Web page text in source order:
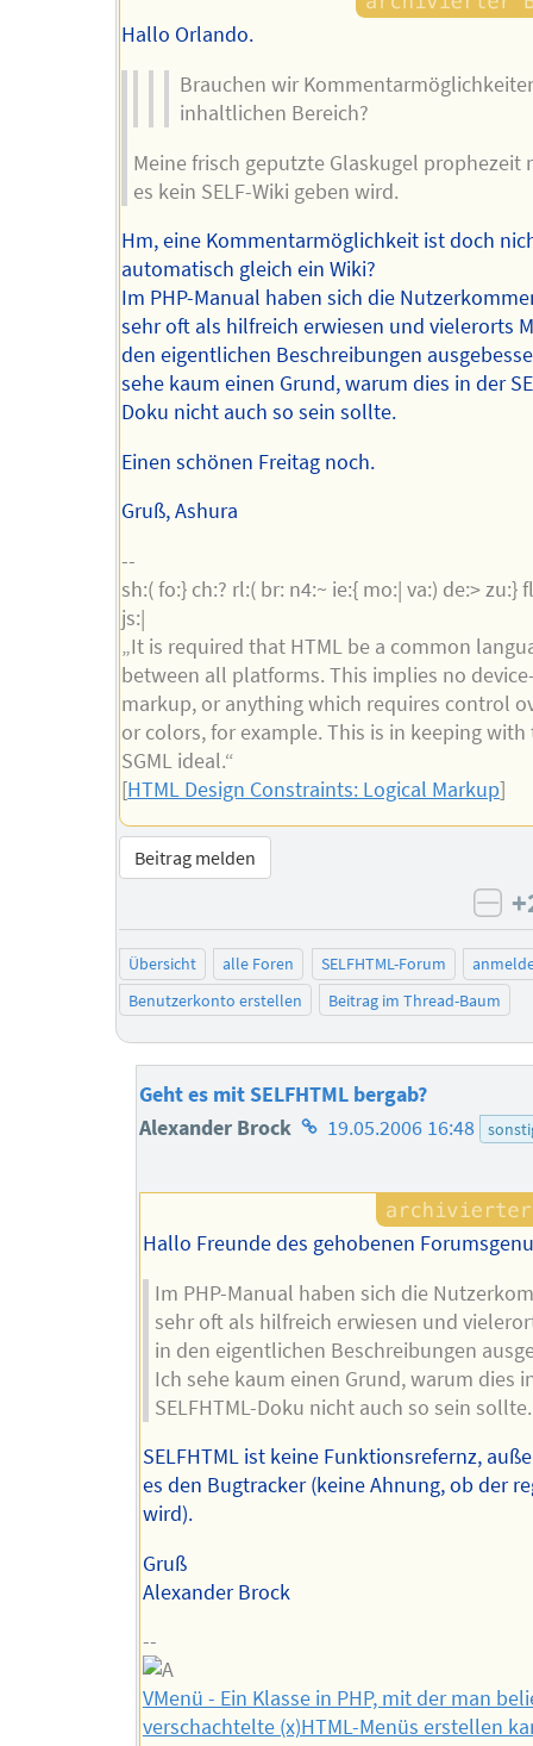
Hallo Orlando.
Brauchen wir
inhaltlichen Bereich?
Meine frisch geputzte Glaskugel prophezeit
es kein SELF-Wiki geben wird.
Hm, eine Kommentarmöglichkeit ist doch
automatisch gleich ein Wiki?
Im PHP-Manual haben sich die
sehr oft als hilfreich erwiesen und vielerorts
den eigentlichen Beschreibungen
sehe kaum einen Grund, warum dies in der
Doku nicht auch so sein sollte.
Einen schönen Freitag noch.
Gruß, Ashura
--
sh:( fo:} ch:? rl:( br: n4:~ ie:{ mo:| va:) de:> zu:}
js:|
„It is required that HTML be a common
between all platforms. This implies no
markup, or anything which requires control
or colors, for example. This is in keeping with
SGML ideal.“
[HTML Design Constraints: Logical Markup]
Beitrag melden
Übersicht alle Foren SELFHTML-Forum
Benutzerkonto erstellen
Beitrag im Thread-Baum
Geht es mit SELFHTML bergab?
Alexander Brock Homepage
Autors
19.05.2006 16:48
Hallo Freunde des gehobenen
Im PHP-Manual haben sich die
sehr oft als hilfreich erwiesen und
in den eigentlichen Beschreibungen
Ich sehe kaum einen Grund, warum dies
SELFHTML-Doku nicht auch so sein sollte.
SELFHTML ist keine Funktionsrefernz,
es den Bugtracker (keine Ahnung, ob der
wird).
Gruß
Alexander Brock
--
VMenü - Ein Klasse in PHP, mit der man
verschachtelte (x)HTML-Menüs erstellen